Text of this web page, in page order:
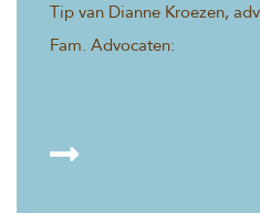
Tip van Dianne Kroezen,
Fam. Advocaten: